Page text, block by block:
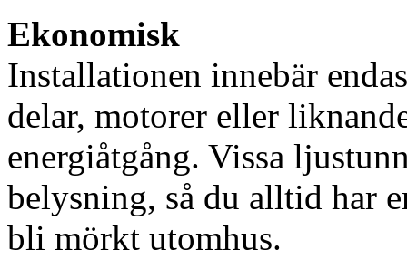
Ekonomisk
Installationen innebär
delar, motorer eller
energiåtgång. Vissa
belysning, så du alltid har
bli mörkt utomhus.